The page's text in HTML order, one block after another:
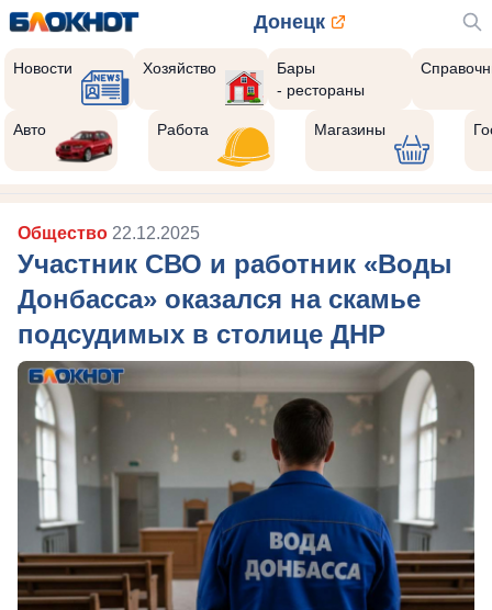
Донецк
Новости Хозяйство
Бары
- рестораны
Авто Работа Магазины
Общество 22.12.2025
Участник СВО и работник «Воды
Донбасса» оказался на скамье
подсудимых в столице ДНР